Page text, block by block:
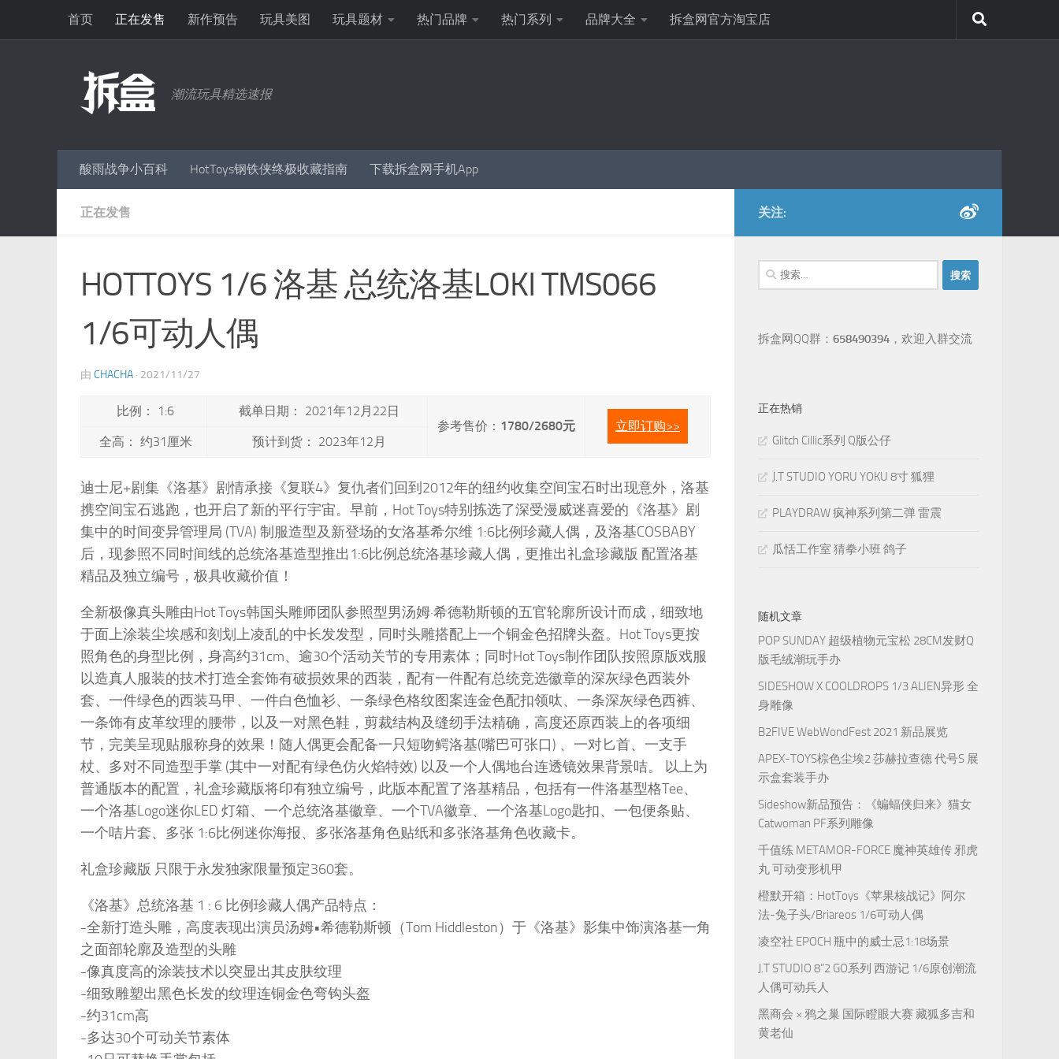
跳至内容首页 正在发售 新作预告 玩具美图 玩具题材 热门品牌 热门系列 品牌大全 拆盒网官方淘宝店
潮流玩具精选速报
酸雨战争小百科 HotToys钢铁侠终极收藏指南 下载拆盒网手机App
正在发售
HOTTOYS 1/6 洛基 总统洛基LOKI TMS066
1/6可动人偶
由 CHACHA · 2021/11/27
比例： 1:6
截单日期： 2021年12月22日
参考售价： 1780/2680元
立即订购>>
全高： 约31厘米
预计到货： 2023年12月
迪士尼+剧集《洛基》剧情承接《复联4》复仇者们回到2012年的纽约收集空间宝石时出现意外，洛基
携空间宝石逃跑，也开启了新的平行宇宙。早前，Hot Toys特别拣选了深受漫威迷喜爱的《洛基》剧
集中的时间变异管理局 (TVA) 制服造型及新登场的女洛基希尔维 1:6比例珍藏人偶，及洛基COSBABY
后，现参照不同时间线的总统洛基造型推出1:6比例总统洛基珍藏人偶，更推出礼盒珍藏版 配置洛基
精品及独立编号，极具收藏价值！
全新极像真头雕由Hot Toys韩国头雕师团队参照型男汤姆·希德勒斯顿的五官轮廓所设计而成，细致地
于面上涂装尘埃感和刻划上凌乱的中长发发型，同时头雕搭配上一个铜金色招牌头盔。Hot Toys更按
照角色的身型比例，身高约31cm、逾30个活动关节的专用素体；同时Hot Toys制作团队按照原版戏服
以造真人服装的技术打造全套饰有破损效果的西装，配有一件配有总统竞选徽章的深灰绿色西装外
套、一件绿色的西装马甲、一件白色恤衫、一条绿色格纹图案连金色配扣领呔、一条深灰绿色西裤、
一条饰有皮革纹理的腰带，以及一对黑色鞋，剪裁结构及缝纫手法精确，高度还原西装上的各项细
节，完美呈现贴服称身的效果！随人偶更会配备一只短吻鳄洛基(嘴巴可张口) 、一对匕首、一支手
杖、多对不同造型手掌 (其中一对配有绿色仿火焰特效) 以及一个人偶地台连透镜效果背景咭。 以上为
普通版本的配置，礼盒珍藏版将印有独立编号，此版本配置了洛基精品，包括有一件洛基型格Tee、
一个洛基Logo迷你LED 灯箱、一个总统洛基徽章、一个TVA徽章、一个洛基Logo匙扣、一包便条贴、
一个咭片套、多张 1:6比例迷你海报、多张洛基角色贴纸和多张洛基角色收藏卡。
礼盒珍藏版 只限于永发独家限量预定360套。
《洛基》总统洛基 1 : 6 比例珍藏人偶产品特点：
-全新打造头雕，高度表现出演员汤姆•希德勒斯顿（Tom Hiddleston）于《洛基》影集中饰演洛基一角
之面部轮廓及造型的头雕
-像真度高的涂装技术以突显出其皮肤纹理
-细致雕塑出黑色长发的纹理连铜金色弯钩头盔
-约31cm高
-多达30个可动关节素体
关注:
搜
索：
拆盒网QQ群： 658490394 ，欢迎入群交流
正在热销
Glitch Cillic系列 Q版公仔
J.T STUDIO YORU YOKU 8寸 狐狸
PLAYDRAW 疯神系列第二弹 雷震
瓜恬工作室 猜拳小班 鸽子
随机文章
POP SUNDAY 超级植物元宝松 28CM发财Q
版毛绒潮玩手办
SIDESHOW X COOLDROPS 1/3 ALIEN异形 全
身雕像
B2FIVE WebWondFest 2021 新品展览
APEX-TOYS棕色尘埃2 莎赫拉查德 代号S 展
示盒套装手办
Sideshow新品预告：《蝙蝠侠归来》猫女
Catwoman PF系列雕像
千值练 METAMOR-FORCE 魔神英雄传 邪虎
丸 可动变形机甲
橙默开箱：HotToys《苹果核战记》阿尔
法-兔子头/Briareos 1/6可动人偶
凌空社 EPOCH 瓶中的威士忌1:18场景
J.T STUDIO 8”2 GO系列 西游记 1/6原创潮流
人偶可动兵人
黑商会 × 鸦之巢 国际瞪眼大赛 藏狐多吉和
黄老仙